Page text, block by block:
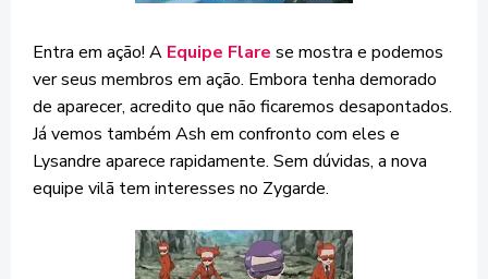
Entra em ação! A Equipe Flare se mostra e podemos
ver seus membros em ação. Embora tenha demorado
de aparecer, acredito que não ficaremos desapontados.
Já vemos também Ash em confronto com eles e
Lysandre aparece rapidamente. Sem dúvidas, a nova
equipe vilã tem interesses no Zygarde.